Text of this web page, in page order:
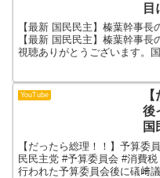
【最新 国民民主】榛葉幹事長
【最新 国民民主】榛葉幹事
視聴ありがとうございます。
YouTube
後
国
#
【だったら総理！！】予算委
民民主党 #予算委員会 #消費
行われた予算委員会後に礒﨑